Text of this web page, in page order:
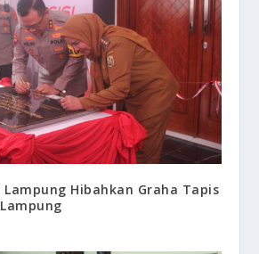
Hibahkan Graha Tapis